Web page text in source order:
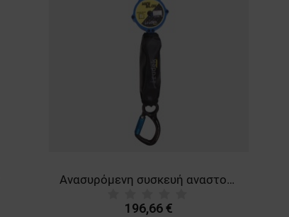
Ανασυρόμενη συσκευή αναστολής πτώσης SEKURALT MINIBLOCK C
196,66 €